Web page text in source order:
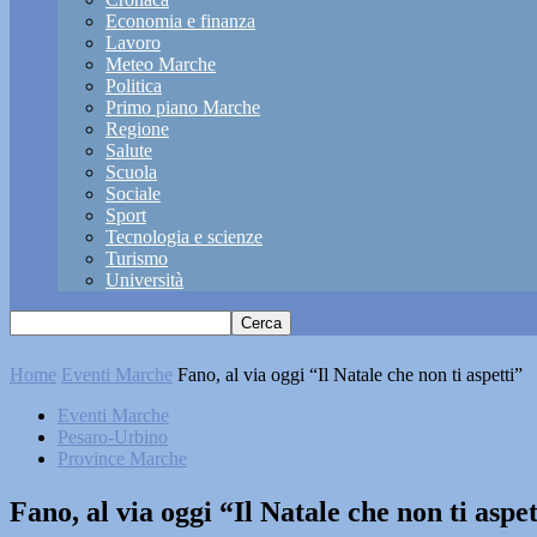
Economia e finanza
Lavoro
Meteo Marche
Politica
Primo piano Marche
Regione
Salute
Scuola
Sociale
Sport
Tecnologia e scienze
Turismo
Università
Home Eventi Marche Fano, al via oggi “Il Natale che non ti aspetti”
Eventi Marche
Pesaro-Urbino
Province Marche
Fano, al via oggi “Il Natale che non ti